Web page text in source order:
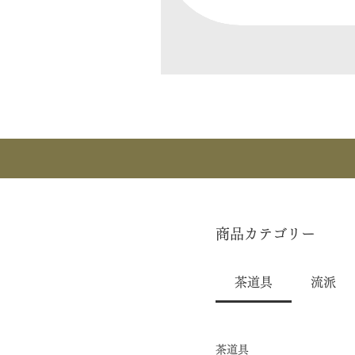
商品カテゴリー
茶道具 流派
茶道具